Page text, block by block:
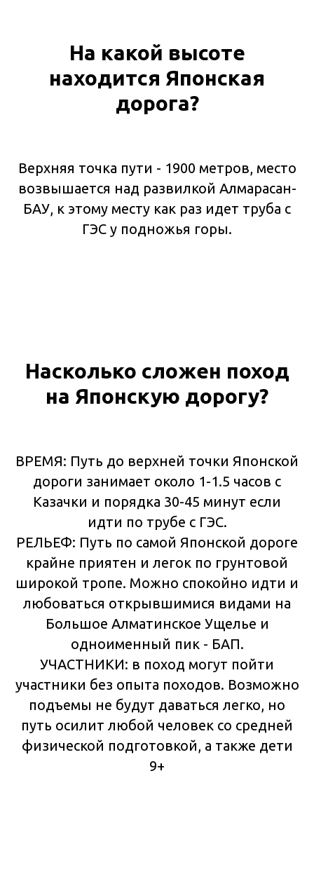
На какой высоте
находится Японская
дорога?
Верхняя точка пути - 1900 метров, место
возвышается над развилкой Алмарасан-
БАУ, к этому месту как раз идет труба с
ГЭС у подножья горы.
Насколько сложен поход
на Японскую дорогу?
ВРЕМЯ: Путь до верхней точки Японской
дороги занимает около 1-1.5 часов с
Казачки и порядка 30-45 минут если
идти по трубе с ГЭС.
РЕЛЬЕФ: Путь по самой Японской дороге
крайне приятен и легок по грунтовой
широкой тропе. Можно спокойно идти и
любоваться открывшимися видами на
Большое Алматинское Ущелье и
одноименный пик - БАП.
УЧАСТНИКИ: в поход могут пойти
участники без опыта походов. Возможно
подъемы не будут даваться легко, но
путь осилит любой человек со средней
физической подготовкой, а также дети
9+